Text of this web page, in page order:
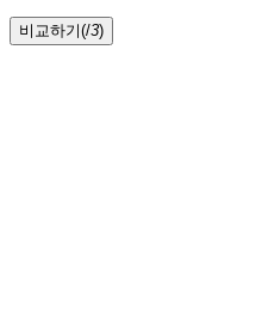
비교하기(/3)